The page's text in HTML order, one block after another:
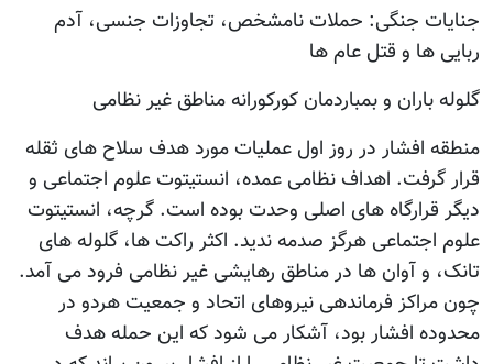
جنایات جنگی: حملات نامشخص، تجاوزات جنسی، آدم
ربایی ها و قتل عام ها
گلوله باران و بمباردمان کورکورانه مناطق غیر نظامی
منطقه افشار در روز اول عملیات مورد هدف سلاح های ثقله
قرار گرفت. اهداف نظامی عمده، انستیتوت علوم اجتماعی و
دیگر قرارگاه های اصلی وحدت بوده است. گرچه، انستیتوت
علوم اجتماعی هرگز صدمه ندید. اکثر راکت ها، گلوله های
تانک، و آوان ها در مناطق رهایشی غیر نظامی فرود می آمد.
چون مراکز فرماندهی نیروهای اتحاد و جمعیت هردو در
محدوده افشار بود، آشکار می شود که این حمله هدف